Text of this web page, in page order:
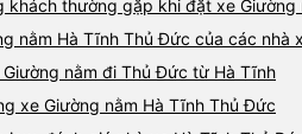
khách thường gặp khi đặt xe
nằm Hà Tĩnh Thủ Đức của các nhà
nằm đi Thủ Đức từ Hà Tĩnh
xe Giường nằm Hà Tĩnh Thủ Đức